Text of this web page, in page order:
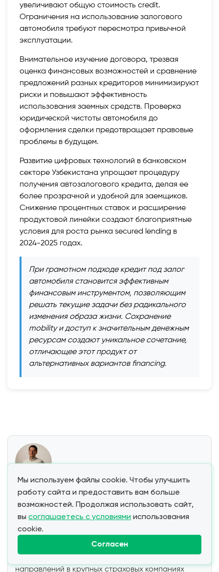
увеличивают общую стоимость credit.
Ограничения на использование залогового
автомобиля требуют пересмотра привычной
эксплуатации.
Внимательное изучение договора, трезвая
оценка финансовых возможностей и сравнение
предложений разных кредиторов минимизируют
риски и повышают эффективность
использования заемных средств. Проверка
юридической чистоты автомобиля до
оформления сделки предотвращает правовые
проблемы в будущем.
Развитие цифровых технологий в банковском
секторе Узбекистана упрощает процедуру
получения автозалогового кредита, делая ее
более прозрачной и удобной для заемщиков.
Снижение процентных ставок и расширение
продуктовой линейки создают благоприятные
условия для роста рынка secured lending в
2024-2025 годах.
При грамотном подходе кредит под залог
автомобиля становится эффективным
финансовым инструментом, позволяющим
решать текущие задачи без радикального
изменения образа жизни. Сохранение
mobility и доступ к значительным денежным
ресурсам создают уникальное сочетание,
отличающее этот продукт от
альтернативных вариантов financing.
Сергей Панов
и актуарных расчётах с 20+ годами опыта в
ведущих СК России и зарубежных банках. Имеет
физ.-мат. и экономическое образование (МИФИ) и
аспирантуру РАНХиГС; прошёл путь от актуария
направлений в крупных страховых компаниях
Мы используем файлы cookie. Чтобы улучшить
работу сайта и предоставить вам больше
возможностей. Продолжая использовать сайт,
вы соглашаетесь с условиями использования
cookie.
Согласен